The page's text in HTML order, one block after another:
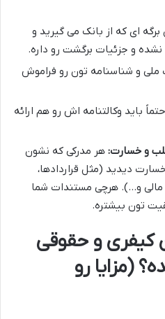
ای که از بانک می گیرید و
و جزئیات برگشت رو داره.
ملی و شناسنامه تون رو فراموش
باید وکالتنامه اش رو هم ارائه
و خسارت: هر مدرکی که نشون
دیدید (مثل قراردادها،
مالی و…). هرچی مستندات شما
تون بیشتره.
کیفری و حقوقی
(مزایا رو